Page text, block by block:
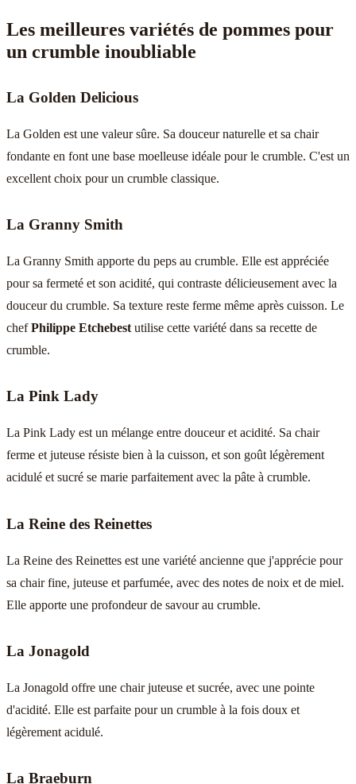
Les meilleures variétés de pommes pour
un crumble inoubliable
La Golden Delicious
La Golden est une valeur sûre. Sa douceur naturelle et sa chair
fondante en font une base moelleuse idéale pour le crumble. C'est un
excellent choix pour un crumble classique.
La Granny Smith
La Granny Smith apporte du peps au crumble. Elle est appréciée
pour sa fermeté et son acidité, qui contraste délicieusement avec la
douceur du crumble. Sa texture reste ferme même après cuisson. Le
chefPhilippe Etchebest utilise cette variété dans sa recette de
crumble.
La Pink Lady
La Pink Lady est un mélange entre douceur et acidité. Sa chair
ferme et juteuse résiste bien à la cuisson, et son goût légèrement
acidulé et sucré se marie parfaitement avec la pâte à crumble.
La Reine des Reinettes
La Reine des Reinettes est une variété ancienne que j'apprécie pour
sa chair fine, juteuse et parfumée, avec des notes de noix et de miel.
Elle apporte une profondeur de savour au crumble.
La Jonagold
La Jonagold offre une chair juteuse et sucrée, avec une pointe
d'acidité. Elle est parfaite pour un crumble à la fois doux et
légèrement acidulé.
La Braeburn